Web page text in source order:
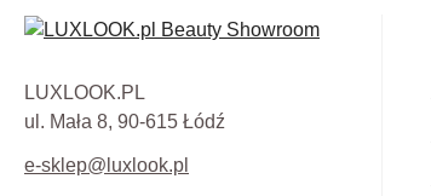
LUXLOOK.PL
ul. Mała 8, 90-615 Łódź
e-sklep@luxlook.pl